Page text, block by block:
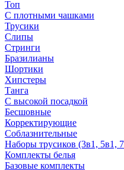
Топ
С плотными чашками
Трусики
Слипы
Стринги
Бразилианы
Шортики
Хипстеры
Танга
С высокой посадкой
Бесшовные
Корректирующие
Соблазнительные
Наборы трусиков (3в1, 5в1,
Комплекты белья
Базовые комплекты